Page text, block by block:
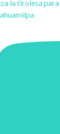
la tirolesa